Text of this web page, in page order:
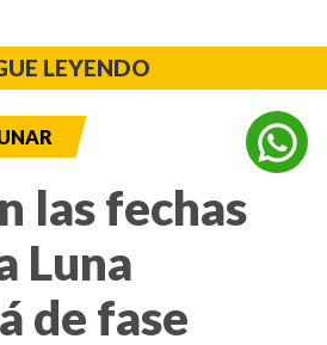
LEYENDO
las fechas
Luna
de fase